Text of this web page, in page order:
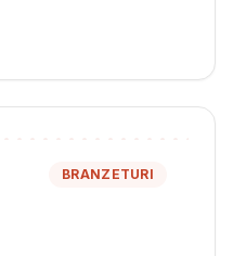
BRANZETURI